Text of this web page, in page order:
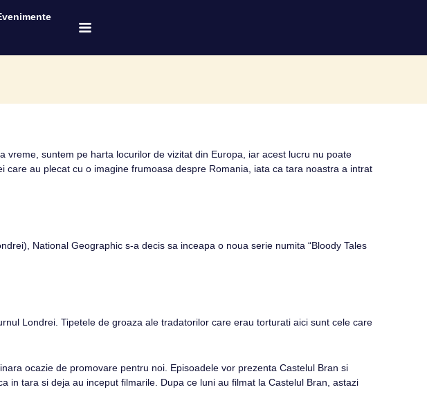
suntem pe harta locurilor de vizitat din Europa, iar acest lucru nu poate
au plecat cu o imagine frumoasa despre Romania, iata ca tara noastra a intrat
National Geographic s-a decis sa inceapa o noua serie numita “Bloody Tales
Londrei. Tipetele de groaza ale tradatorilor care erau torturati aici sunt cele care
ocazie de promovare pentru noi. Episoadele vor prezenta Castelul Bran si
in tara si deja au inceput filmarile. Dupa ce luni au filmat la Castelul Bran, astazi